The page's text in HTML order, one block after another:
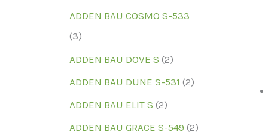
ADDEN BAU COSMO S-533
(3)
ADDEN BAU DOVE S (2)
ADDEN BAU DUNE S-531 (2)
ADDEN BAU ELIT S (2)
ADDEN BAU GRACE S-549 (2)